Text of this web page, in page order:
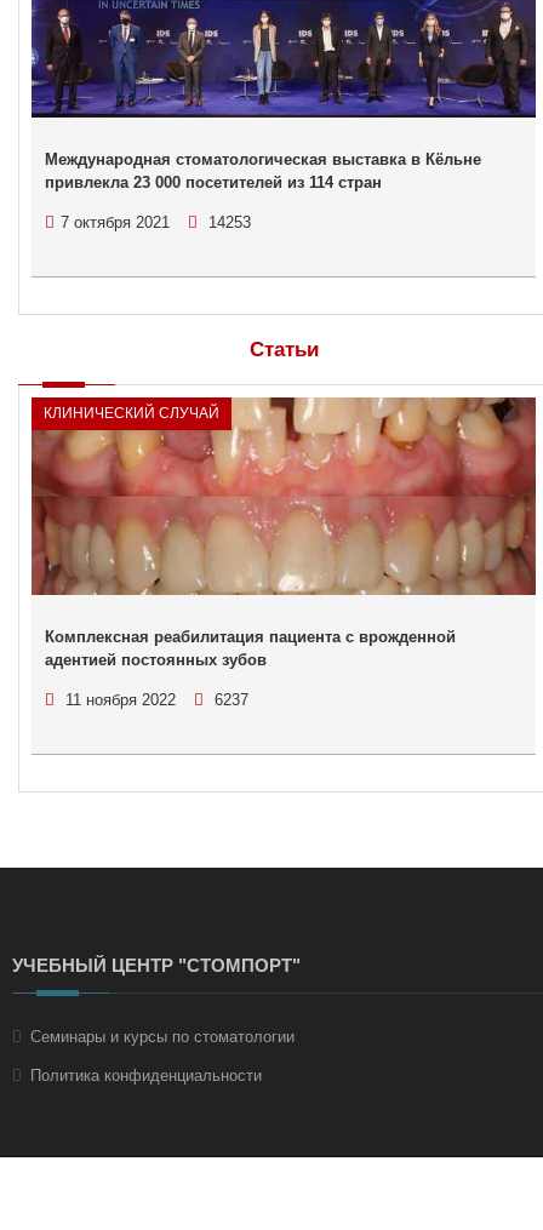
Международная стоматологическая выставка в Кёльне
привлекла 23 000 посетителей из 114 стран
7 октября 2021 14253
Статьи
КЛИНИЧЕСКИЙ СЛУЧАЙ
Комплексная реабилитация пациента с врожденной
адентией постоянных зубов
11 ноября 2022 6237
УЧЕБНЫЙ ЦЕНТР "СТОМПОРТ"
Семинары и курсы по стоматологии
Политика конфиденциальности